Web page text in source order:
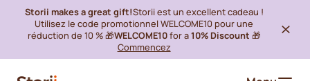
Storii makes a great gift!Storii est un excellent cadeau !
Utilisez le code promotionnel WELCOME10 pour une
réduction de 10 % 🎁WELCOME10for a10% Discount 🎁
Commencez